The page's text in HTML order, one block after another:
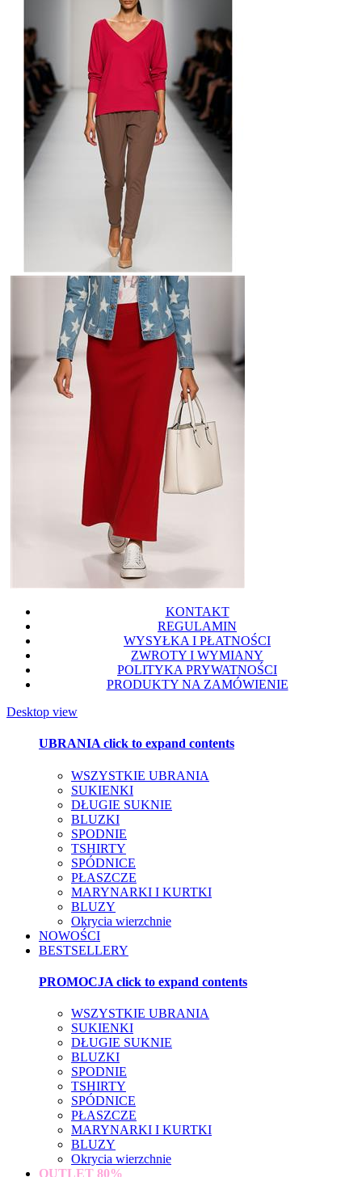
KONTAKT
REGULAMIN
WYSYŁKA I PŁATNOŚCI
ZWROTY I WYMIANY
POLITYKA PRYWATNOŚCI
PRODUKTY NA ZAMÓWIENIE
Desktop view
UBRANIAclick to expand contents
WSZYSTKIE UBRANIA
SUKIENKI
DŁUGIE SUKNIE
BLUZKI
SPODNIE
TSHIRTY
SPÓDNICE
PŁASZCZE
MARYNARKI I KURTKI
BLUZY
Okrycia wierzchnie
NOWOŚCI
BESTSELLERY
PROMOCJA click to expand contents
WSZYSTKIE UBRANIA
SUKIENKI
DŁUGIE SUKNIE
BLUZKI
SPODNIE
TSHIRTY
SPÓDNICE
PŁASZCZE
MARYNARKI I KURTKI
BLUZY
Okrycia wierzchnie
OUTLET 80%